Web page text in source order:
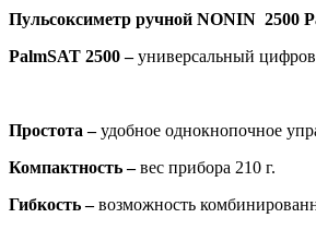
Пульсоксиметр ручной NONIN 2500
PalmSAT 2500 –универсальный
Простота –удобное однокнопочное
Компактность –вес прибора 210 г.
Гибкость –возможность